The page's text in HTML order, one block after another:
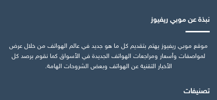
نبذة عن موبي ريفيوز
موقع موبي ريفيوز يهتم بتقديم كل ما هو جديد في عالم الهواتف من خلال عرض
لمواصفات وأسعار ومراجعات الهواتف الجديدة في الأسواق كما نقوم برصد كل
الأخبار التقنية عن الهواتف وبعض الشروحات الهامة.
تصنيفات